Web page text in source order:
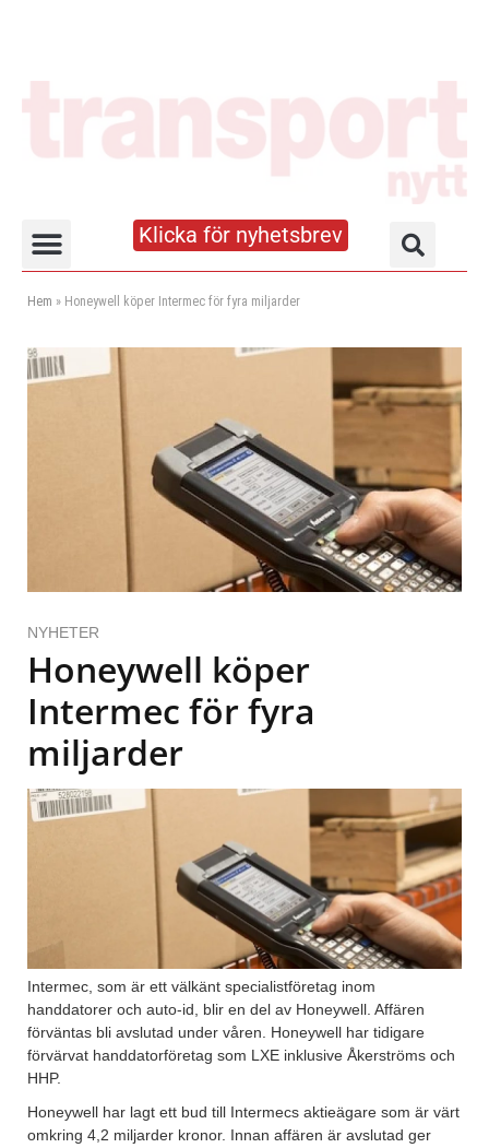
Klicka för nyhetsbrev
Hem » Honeywell köper Intermec för fyra miljarder
NYHETER
Honeywell köper
Intermec för fyra
miljarder
Intermec, som är ett välkänt specialistföretag inom
handdatorer och auto-id, blir en del av Honeywell. Affären
förväntas bli avslutad under våren. Honeywell har tidigare
förvärvat handdatorföretag som LXE inklusive Åkerströms och
HHP.
Honeywell har lagt ett bud till Intermecs aktieägare som är värt
omkring 4,2 miljarder kronor. Innan affären är avslutad ger